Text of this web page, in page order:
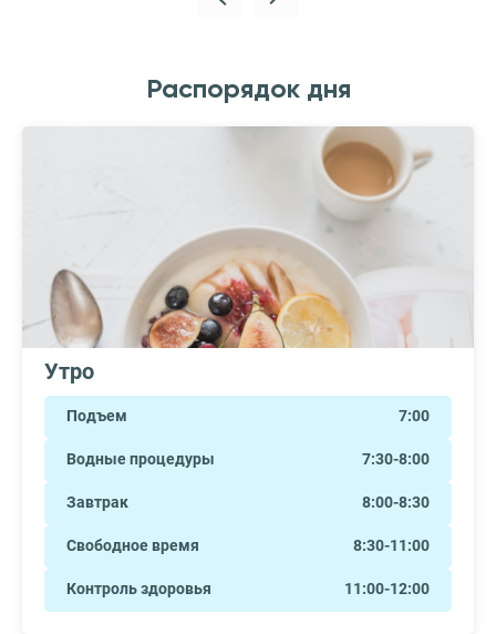
Распорядок дня
Утро
Подъем 7:00
Водные процедуры 7:30-8:00
Завтрак 8:00-8:30
Свободное время 8:30-11:00
Контроль здоровья 11:00-12:00